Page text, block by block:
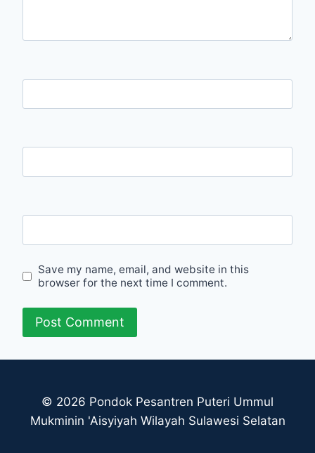
Save my name, email, and website in this
browser for the next time I comment.
© 2026 Pondok Pesantren Puteri Ummul
Mukminin 'Aisyiyah Wilayah Sulawesi Selatan